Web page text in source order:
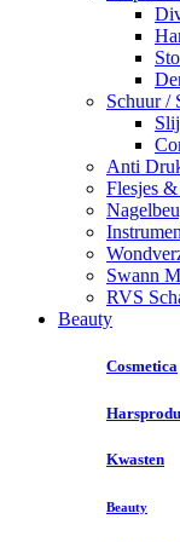
Schuur /
Anti
Flesjes
Swann
RVS
Beauty
Cosmetica
Kwasten
Beauty